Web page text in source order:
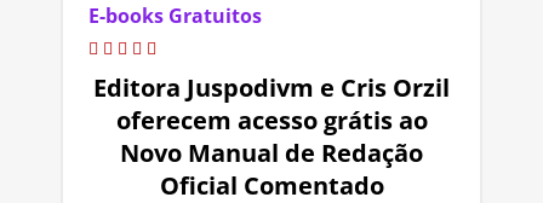
E-books Gratuitos
Editora Juspodivm e Cris Orzil
oferecem acesso grátis ao
Novo Manual de Redação
Oficial Comentado